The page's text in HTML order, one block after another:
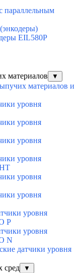
параллельным
EIL580P
материалов ▼
материалов и
уровня
уровня
уровня
уровня
уровня
уровня
уровня
P
уровня
N
датчики уровня
сред
▼